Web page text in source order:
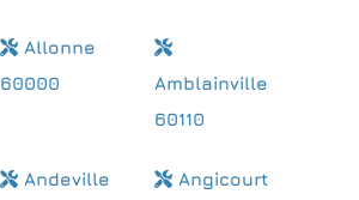
Allonne
60000
Amblainville
60110
Andeville
Angicourt